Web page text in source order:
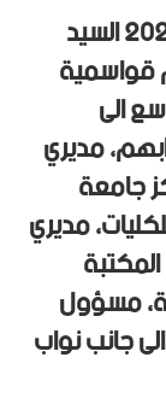
ترأس صباح يوم الإثنين 08 سبتمبر 2025 السيد
قواسمية
الى
مديري
جامعة
مديري
مسؤول
جانب نواب